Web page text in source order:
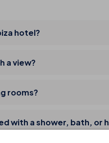
hotel?
a view?
rooms?
with a shower, bath, or